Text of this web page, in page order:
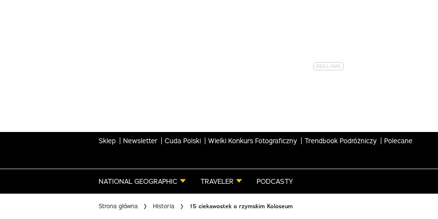
Sklep Newsletter Cuda Polski Wielki Konkurs Fotograficzny Trendbook Podróżniczy Polecane
NATIONAL GEOGRAPHIC TRAVELER PODCASTY
Strona główna Historia 15 ciekawostek o rzymskim Koloseum